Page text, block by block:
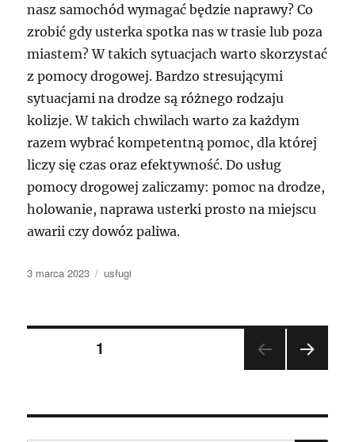
nasz samochód wymagać będzie naprawy? Co
zrobić gdy usterka spotka nas w trasie lub poza
miastem? W takich sytuacjach warto skorzystać
z pomocy drogowej. Bardzo stresującymi
sytuacjami na drodze są różnego rodzaju
kolizje. W takich chwilach warto za każdym
razem wybrać kompetentną pomoc, dla której
liczy się czas oraz efektywność. Do usług
pomocy drogowej zaliczamy: pomoc na drodze,
holowanie, naprawa usterki prosto na miejscu
awarii czy dowóz paliwa.
Data
3 marca 2023 Kategorie
usługi
Nawigacja
wpisach
STRONA1
STR